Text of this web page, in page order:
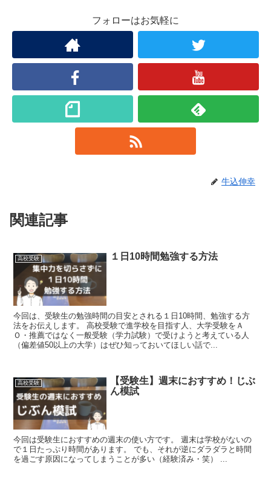
フォローはお気軽に
牛込伸幸
関連記事
高校受験 １日10時間勉強する方法
今回は、受験生の勉強時間の目安とされる１日10時間、勉強する方
法をお伝えします。 高校受験で進学校を目指す人、大学受験をＡ
Ｏ・推薦ではなく一般受験（学力試験）で受けようと考えている人
（偏差値50以上の大学）はぜひ知っておいてほしい話で...
高校受験
【受験生】週末におすすめ！じぶ
ん模試
今回は受験生におすすめの週末の使い方です。 週末は学校がないの
で１日たっぷり時間があります。 でも、それが逆にダラダラと時間
を過ごす原因になってしまうことが多い（経験済み・笑） ...